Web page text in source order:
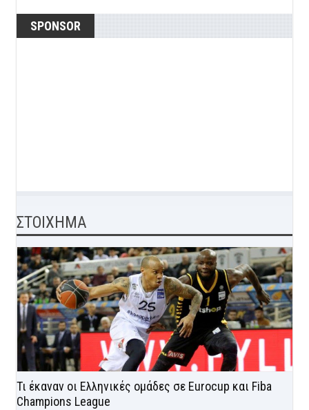
SPONSOR
ΣΤΟΙΧΗΜΑ
Τι έκαναν οι Ελληνικές ομάδες σε Eurocup και Fiba
Champions League